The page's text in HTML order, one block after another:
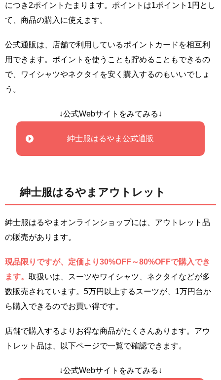
につき2ポイントたまります。ポイントは1ポイント1円とし
て、商品の購入に使えます。
公式通販は、店舗で利用しているポイントカードを相互利
用できます。ポイントを使うことも貯めることもできるの
で、ワイシャツやネクタイを安く購入するのもいいでしょ
う。
↓公式Webサイトをみてみる↓
紳士服はるやま公式通販
紳士服はるやまアウトレット
紳士服はるやまオンラインショップには、アウトレット品
の販売があります。
現品限りですが、定価より30%OFF～80%OFFで購入でき
ます。 取扱いは、スーツやワイシャツ、ネクタイなどが多
数販売されています。5万円以上するスーツが、1万円台か
ら購入できるのでお買い得です。
店舗で購入するよりお得な商品がたくさんあります。アウ
トレット品は、以下ページで一覧で確認できます。
↓公式Webサイトをみてみる↓